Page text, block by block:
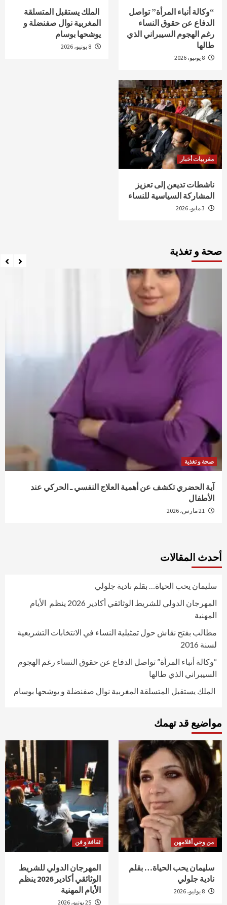
“وكالة أنباء المرأة” تواصل
الدفاع عن حقوق النساء
رغم الهجوم السيبراني الذي
طالها
الملك يستقبل المتسلقة
المغربية نوال صفنضلة و
يوشحها بوسام
مغربيات أخبار
ناشطات تديعن إلى تعزيز
المشاركة السياسية للنساء
صحة و تغذية
صحة و تغذية
آية الحضري تكشف عن أهمية العلاج النفسي ـ الحركي عند
الأطفال
أحدث المقالات
سليمان يحب الحياة… بقلم نادية جلولي
المهرجان الدولي للشريط الوثائقي أكادير 2026 ينظم الأيام
المهنية
مطالب بفتح نقاش حول تمثيلية النساء في الانتخابات التشريعية
لسنة 2016
“وكالة أنباء المرأة” تواصل الدفاع عن حقوق النساء رغم الهجوم
السيبراني الذي طالها
الملك يستقبل المتسلقة المغربية نوال صفنضلة و يوشحها بوسام
مواضيع قد تهمك
من وحي أقلامهن
سليمان يحب الحياة… بقلم
نادية جلولي
ثقافة و فن
المهرجان الدولي للشريط
الوثائقي أكادير 2026 ينظم
الأيام المهنية